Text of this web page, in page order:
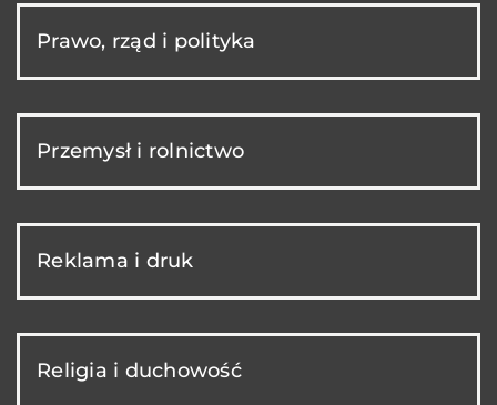
Prawo, rząd i polityka
Przemysł i rolnictwo
Reklama i druk
Religia i duchowość